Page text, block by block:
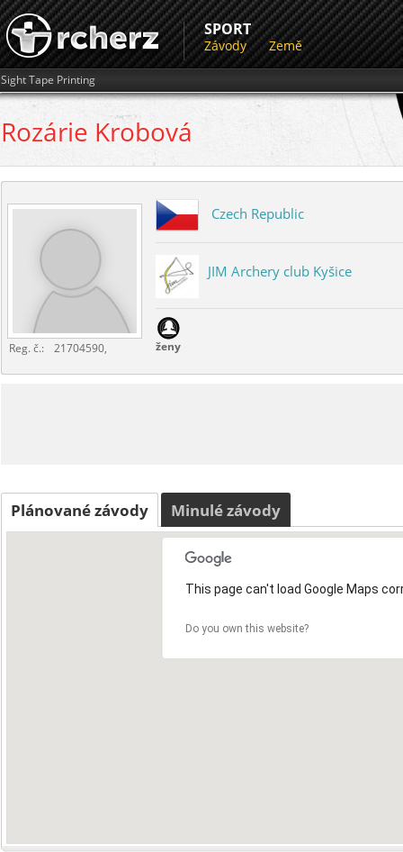
SPORT
Závody Země
Sight Tape Printing
Rozárie Krobová
Reg. č.: 21704590,
Czech Republic
JIM Archery club Kyšice
ženy
Plánované závody Minulé závody
This page can't load Google Maps
Do you own this website?